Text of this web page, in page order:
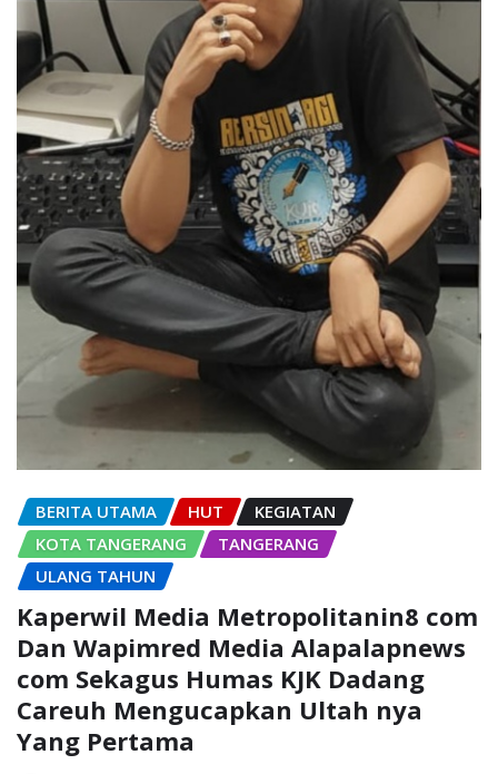
BERITA UTAMA HUT
KEGIATAN
KOTA TANGERANG
TANGERANG
ULANG TAHUN
Kaperwil Media Metropolitanin8 com
Dan Wapimred Media Alapalapnews
com Sekagus Humas KJK Dadang
Careuh Mengucapkan Ultah nya
Yang Pertama